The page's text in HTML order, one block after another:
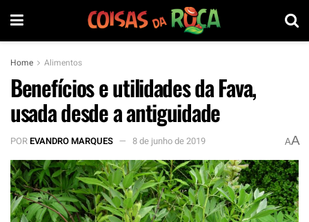
Home Alimentos
Benefícios e utilidades da Fava,
usada desde a antiguidade
POREVANDRO MARQUES 8 de junho de 2019 AA